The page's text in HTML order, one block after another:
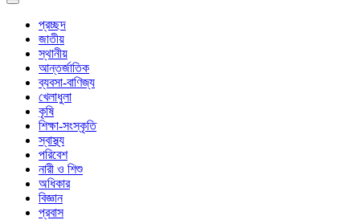
Toggle
navigation
প্রচ্ছদ
জাতীয়
স্থানীয়
আন্তর্জাতিক
ব্যবসা-বাণিজ্য
খেলাধুলা
কৃষি
শিক্ষা-সংস্কৃতি
স্বাস্থ্য
পরিবেশ
নারী ও শিশু
অধিকার
বিজ্ঞান
প্রবাস